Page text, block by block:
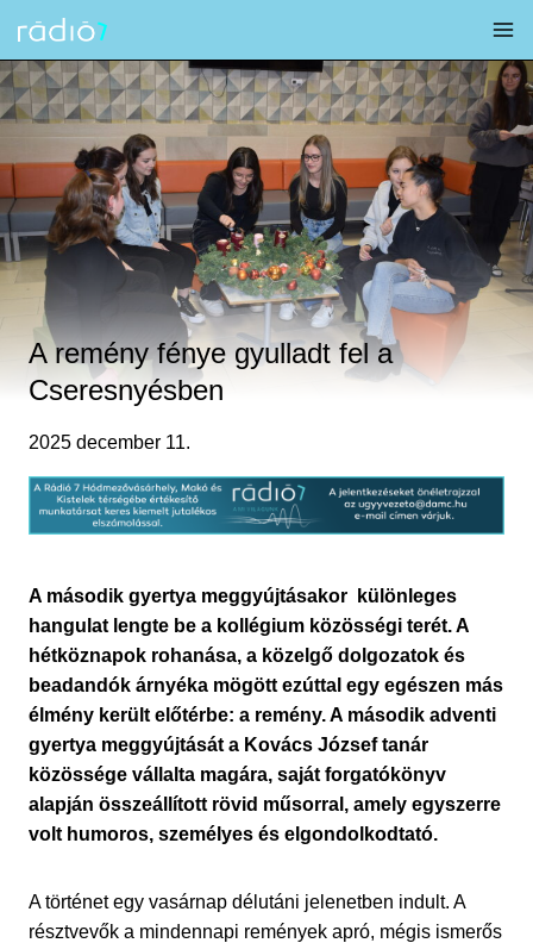
content
A remény fénye gyulladt fel a
Cseresnyésben
2025 december 11.
A második gyertya meggyújtásakor különleges
hangulat lengte be a kollégium közösségi terét. A
hétköznapok rohanása, a közelgő dolgozatok és
beadandók árnyéka mögött ezúttal egy egészen más
élmény került előtérbe: a remény. A második adventi
gyertya meggyújtását a Kovács József tanár
közössége vállalta magára, saját forgatókönyv
alapján összeállított rövid műsorral, amely egyszerre
volt humoros, személyes és elgondolkodtató.
A történet egy vasárnap délutáni jelenetben indult. A
résztvevők a mindennapi remények apró, mégis ismerős